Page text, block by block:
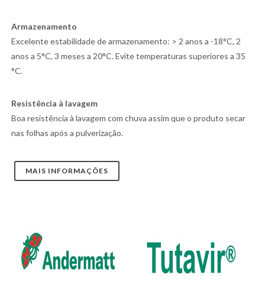
Armazenamento
Excelente estabilidade de armazenamento: > 2 anos a -18°C, 2
anos a 5°C, 3 meses a 20°C. Evite temperaturas superiores a 35
°C.
Resistência à lavagem
Boa resistência à lavagem com chuva assim que o produto secar
nas folhas após a pulverização.
MAIS INFORMAÇÕES